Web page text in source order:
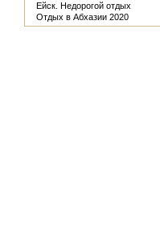
Ейск. Недорогой отдых
Отдых в Абхазии 2020